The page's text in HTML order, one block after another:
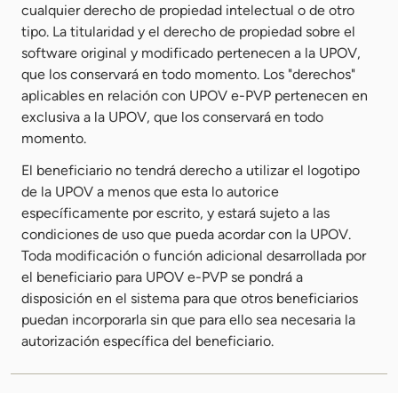
cualquier derecho de propiedad intelectual o de otro
tipo. La titularidad y el derecho de propiedad sobre el
software original y modificado pertenecen a la UPOV,
que los conservará en todo momento. Los "derechos"
aplicables en relación con UPOV e-PVP pertenecen en
exclusiva a la UPOV, que los conservará en todo
momento.
El beneficiario no tendrá derecho a utilizar el logotipo
de la UPOV a menos que esta lo autorice
específicamente por escrito, y estará sujeto a las
condiciones de uso que pueda acordar con la UPOV.
Toda modificación o función adicional desarrollada por
el beneficiario para UPOV e-PVP se pondrá a
disposición en el sistema para que otros beneficiarios
puedan incorporarla sin que para ello sea necesaria la
autorización específica del beneficiario.